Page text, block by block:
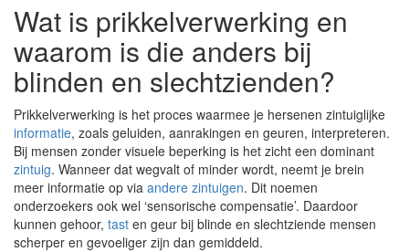
Wat is prikkelverwerking en
waarom is die anders bij
blinden en slechtzienden?
Prikkelverwerking is het proces waarmee je hersenen zintuiglijke
informatie, zoals geluiden, aanrakingen en geuren, interpreteren.
Bij mensen zonder visuele beperking is het zicht een dominant
zintuig. Wanneer dat wegvalt of minder wordt, neemt je brein
meer informatie op via andere zintuigen. Dit noemen
onderzoekers ook wel ‘sensorische compensatie’. Daardoor
kunnen gehoor, tast en geur bij blinde en slechtziende mensen
scherper en gevoeliger zijn dan gemiddeld.